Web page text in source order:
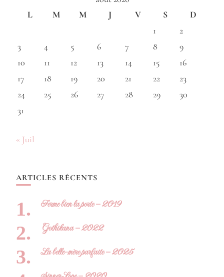
L
M M J V S
D
1
2
3
4 5 6 7 8
9
10
11 12 13 14 15
16
17
18 19 20 21 22
23
24
25 26 27 28 29
30
31
« Juil
ARTICLES RÉCENTS
Ferme bien la porte – 2019
Gothikana – 2022
La belle-mère parfaite – 2025